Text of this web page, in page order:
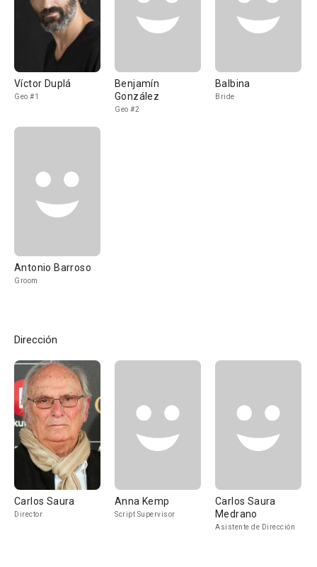
Víctor Duplá
Geo #1
Benjamín
González
Geo #2
Balbina
Bride
Antonio Barroso
Groom
Dirección
Carlos Saura
Director
Anna Kemp
Script Supervisor
Carlos Saura
Medrano
Asistente de Dirección